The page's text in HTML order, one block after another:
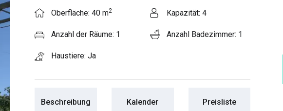
Oberfläche: 40 m2 Kapazität: 4
Anzahl der Räume: 1 Anzahl Badezimmer: 1
Haustiere: Ja
Beschreibung Kalender Preisliste